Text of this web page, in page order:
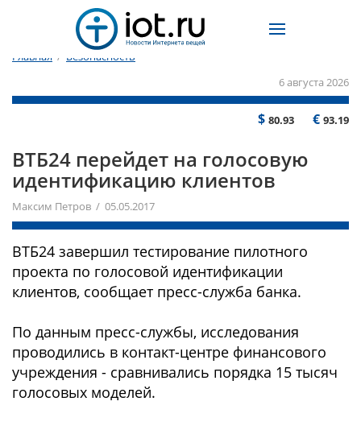
Главная / Безопасность
6 августа 2026
$ 80.93 € 93.19
ВТБ24 перейдет на голосовую
идентификацию клиентов
Максим Петров / 05.05.2017
ВТБ24 завершил тестирование пилотного
проекта по голосовой идентификации
клиентов, сообщает пресс-служба банка.
По данным пресс-службы, исследования
проводились в контакт-центре финансового
учреждения - сравнивались порядка 15 тысяч
голосовых моделей.